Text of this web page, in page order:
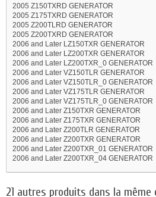
2005 Z150TXRD GENERATOR
2005 Z175TXRD GENERATOR
2005 Z200TLRD GENERATOR
2005 Z200TXRD GENERATOR
2006 and Later LZ150TXR GENERATOR
2006 and Later LZ200TXR GENERATOR
2006 and Later LZ200TXR_0 GENERATOR
2006 and Later VZ150TLR GENERATOR
2006 and Later VZ150TLR_0 GENERATOR
2006 and Later VZ175TLR GENERATOR
2006 and Later VZ175TLR_0 GENERATOR
2006 and Later Z150TXR GENERATOR
2006 and Later Z175TXR GENERATOR
2006 and Later Z200TLR GENERATOR
2006 and Later Z200TXR GENERATOR
2006 and Later Z200TXR_01 GENERATOR
2006 and Later Z200TXR_04 GENERATOR
21 autres produits dans la même